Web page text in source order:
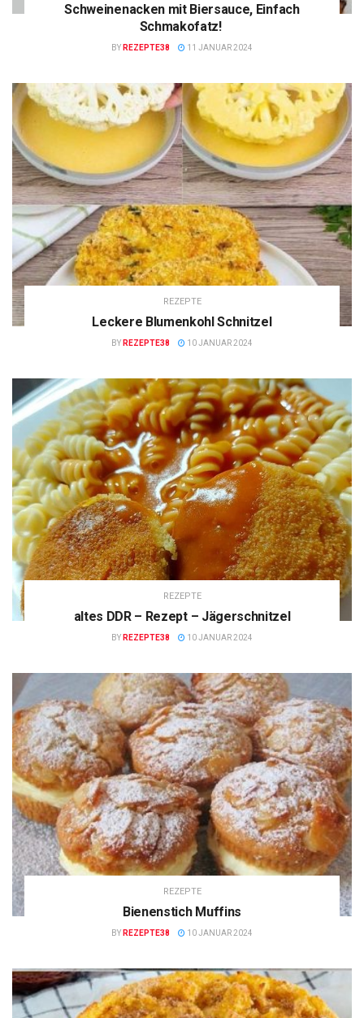
Schweinenacken mit Biersauce, Einfach
Schmakofatz!
BY REZEPTE38 11 JANUAR 2024
REZEPTE
Leckere Blumenkohl Schnitzel
BY REZEPTE38 10 JANUAR 2024
REZEPTE
altes DDR – Rezept – Jägerschnitzel
BY REZEPTE38 10 JANUAR 2024
REZEPTE
Bienenstich Muffins
BY REZEPTE38 10 JANUAR 2024